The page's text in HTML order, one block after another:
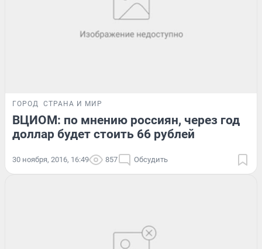
ГОРОД СТРАНА И МИР
ВЦИОМ: по мнению россиян, через год
доллар будет стоить 66 рублей
30 ноября, 2016, 16:49 857 Обсудить